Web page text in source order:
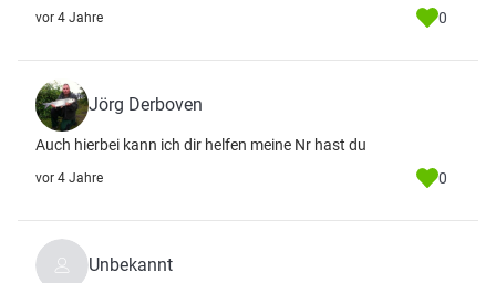
vor 4 Jahre 0
Jörg Derboven
Auch hierbei kann ich dir helfen meine Nr hast du
vor 4 Jahre 0
Unbekannt